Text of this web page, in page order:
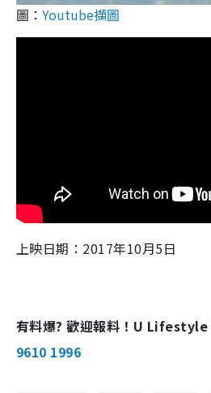
圖： Youtube擷圖
上映日期：2017年10月5日
有料爆? 歡迎報料！U
9610 1996